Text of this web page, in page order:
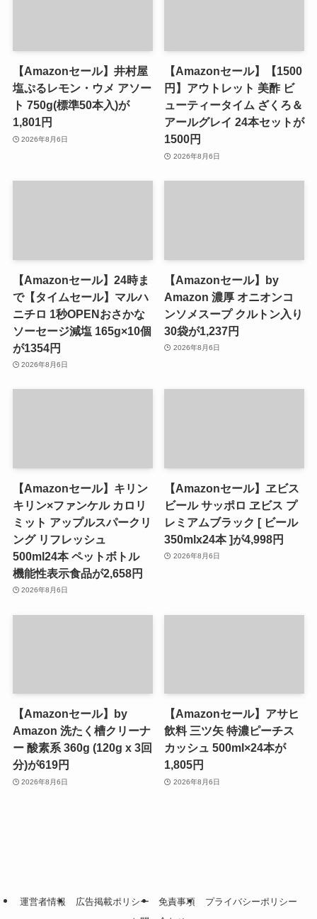
【Amazonセール】井村屋
塩ぷるレモン・ウメ アソー
ト 750g(標準50本入)が
1,801円
2026年8月6日
【Amazonセール】【1500
円】アウトレット 美酢 ビ
ューティータイム ざくろ＆
アールグレイ 24本セットが
1500円
2026年8月6日
【Amazonセール】24時ま
で【タイムセール】マルハ
ニチロ 1秒OPENおさかな
ソーセージ減塩 165g×10個
が1354円
2026年8月6日
【Amazonセール】by
Amazon 濃厚 オニオンコ
ンソメスープ クルトン入り
30袋が1,237円
2026年8月6日
【Amazonセール】キリン
キリン×ファンケル カロリ
ミット アップルスパークリ
ング リフレッシュ
500ml24本 ペットボトル
機能性表示食品が2,658円
2026年8月6日
【Amazonセール】ヱビス
ビール サッポロ ヱビス プ
レミアムブラック [ ビール
350mlx24本 ]が4,998円
2026年8月6日
【Amazonセール】by
Amazon 洗たく槽クリーナ
ー 酸素系 360g (120g x 3回
分)が619円
2026年8月6日
【Amazonセール】アサヒ
飲料 三ツ矢 特濃ピーチス
カッシュ 500ml×24本が
1,805円
2026年8月6日
運営者情報 広告掲載ポリシー 免責事項
プライバシーポリシー